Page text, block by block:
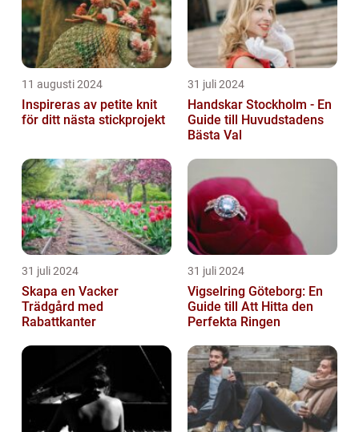
11 augusti 2024
Inspireras av petite knit
för ditt nästa stickprojekt
31 juli 2024
Handskar Stockholm - En
Guide till Huvudstadens
Bästa Val
31 juli 2024
Skapa en Vacker
Trädgård med
Rabattkanter
31 juli 2024
Vigselring Göteborg: En
Guide till Att Hitta den
Perfekta Ringen